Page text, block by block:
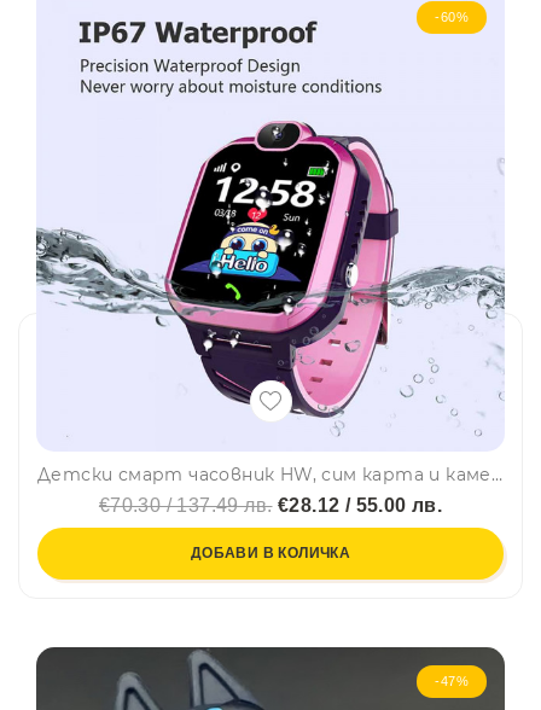
-60%
Детски смарт часовник HW, сим карта и камера, Водоустойчивост IP67, РОЗОВ
€70.30 / 137.49 лв.€28.12 / 55.00 лв.
ДОБАВИ В КОЛИЧКА
-47%